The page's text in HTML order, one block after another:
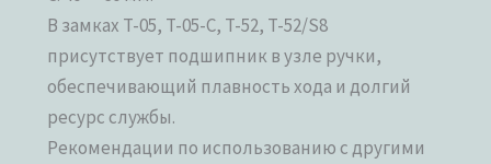
В замках T-05, T-05-C, T-52, T-52/S8
присутствует подшипник в узле ручки,
обеспечивающий плавность хода и долгий
ресурс службы.
Рекомендации по использованию с другими